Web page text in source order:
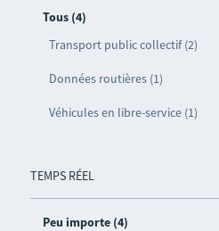
Tous (4)
Transport public collectif (2)
Données routières (1)
Véhicules en libre-service (1)
TEMPS RÉEL
Peu importe (4)